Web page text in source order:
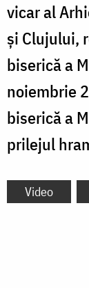
vicar al
și Clujului,
biserică a
noiembrie
biserică a
prilejul
Video